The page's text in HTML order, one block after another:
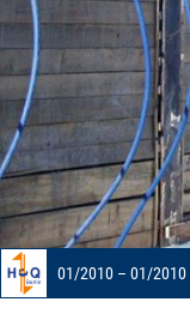
01/2010 – 01/2010